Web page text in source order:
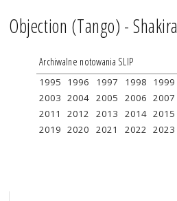
Objection (Tango) - Shakira
Archiwalne notowania SLIP
1995 1996 1997 1998 1999
2003 2004 2005 2006 2007
2011
2012 2013 2014 2015
2019 2020 2021 2022 2023